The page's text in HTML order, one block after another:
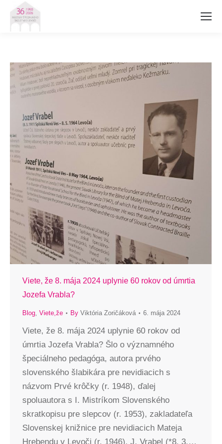
Viete, že 8. mája 2024 uplynie 60 rokov od úmrtia
Jozefa Vrabla?
Blog, Viete,že By Viktória Zoričáková 6. mája 2024
Viete, že 8. mája 2024 uplynie 60 rokov od
úmrtia Jozefa Vrabla? Šlo o významného
špeciálneho pedagóga, autora prvého
slovenského šlabikára pre nevidiacich s
názvom Prvé krôčky (r. 1948), ďalej
spoluautora s I. Mistríkom Slovenského
skratkopisu pre slepcov (r. 1953), zakladateľa
Slovenskej knižnice pre nevidiacich Mateja
Hrebendu v Levoči (r. 1946). J. Vrabel (*8. 3.…